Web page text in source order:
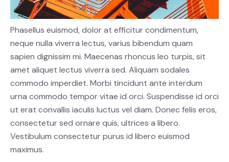
Phasellus euismod, dolor at efficitur condimentum,
neque nulla viverra lectus, varius bibendum quam
sapien dignissim mi. Maecenas rhoncus leo turpis, sit
amet aliquet lectus viverra sed. Aliquam sodales
commodo imperdiet. Morbi tincidunt ante interdum
urna commodo tempor vitae id orci. Suspendisse id orci
ut erat convallis iaculis luctus vel diam. Donec felis eros,
consectetur sed ornare quis, ultrices a libero.
Vestibulum consectetur purus id libero euismod
maximus.